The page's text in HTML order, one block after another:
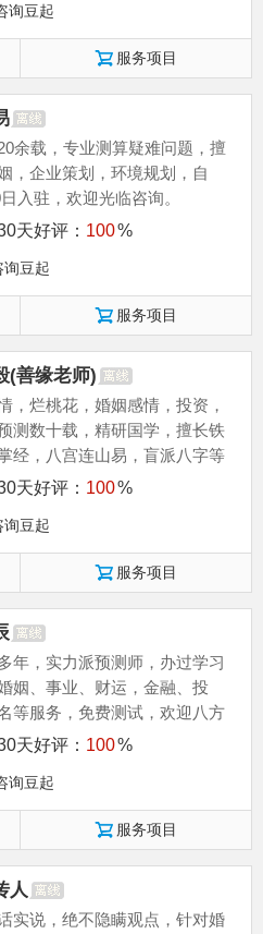
询豆起
服务项目
余载，专业测算疑难问题，擅
，企业策划，环境规划，自
入驻，欢迎光临咨询。
评： 100%
询豆起
服务项目
(善缘老师)
，烂桃花，婚姻感情，投资，
测数十载，精研国学，擅长铁
经，八宫连山易，盲派八字等
迎咨询
评： 100%
询豆起
服务项目
年，实力派预测师，办过学习
姻、事业、财运，金融、投
等服务，免费测试，欢迎八方
评： 100%
询豆起
服务项目
人
实说，绝不隐瞒观点，针对婚